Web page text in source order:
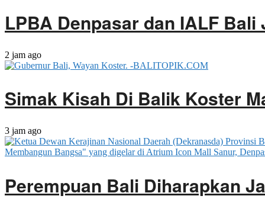
LPBA Denpasar dan IALF
2 jam ago
Simak Kisah Di Balik Koster
3 jam ago
Perempuan Bali Diharapkan